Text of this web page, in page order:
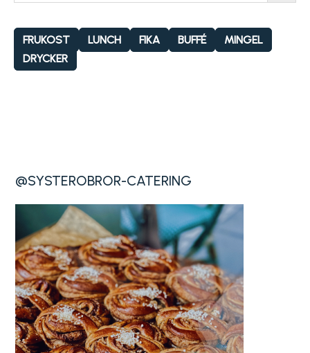
FRUKOST LUNCH FIKA BUFFÉ
MINGEL
DRYCKER
@SYSTEROBROR-CATERING